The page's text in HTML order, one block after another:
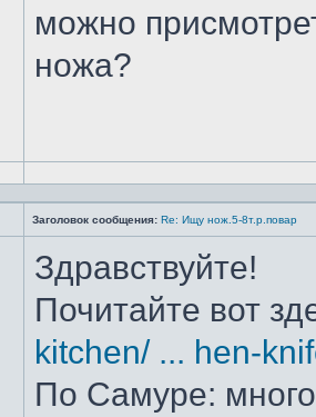
можно
ножа?
Заголовок сообщения: Re: Ищу нож.5-8т.р.повар
Здравствуйте!
Почитайте вот
kitchen/ ... hen-
По Самуре: много